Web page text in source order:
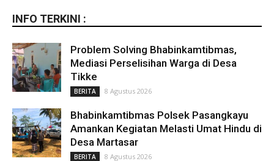
INFO TERKINI :
Problem Solving Bhabinkamtibmas,
Mediasi Perselisihan Warga di Desa
Tikke
BERITA 8 Agustus 2026
Bhabinkamtibmas Polsek Pasangkayu
Amankan Kegiatan Melasti Umat Hindu di
Desa Martasar
BERITA 8 Agustus 2026